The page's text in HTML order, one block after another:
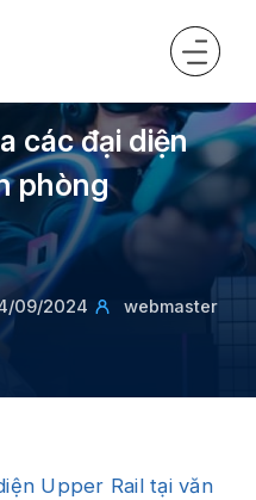
các đại diện
phòng
09/2024 webmaster
Upper Rail tại văn